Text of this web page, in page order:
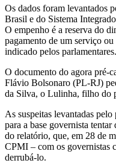
Os dados foram levantados
Brasil e do Sistema
O empenho é a reserva do
pagamento de um serviço
indicado pelos parlamentares.
O documento do agora pré-
Flávio Bolsonaro (PL-RJ)
da Silva, o Lulinha, filho do
As suspeitas levantadas
para a base governista
do relatório, que, em 28 de
CPMI – com os governistas
derrubá-lo.